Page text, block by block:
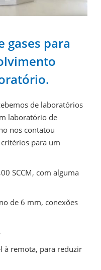
gases para
de laboratórios
laboratório de
nos contatou
para um
SCCM, com alguma
de 6 mm, conexões
à remota, para reduzir